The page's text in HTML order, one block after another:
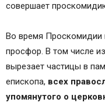
совершает
Во время Проскомидии
просфор. В том числе
вырезает частицы в
епископа, всех
упомянутого о